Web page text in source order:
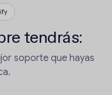
tendrás:
soporte que hayas